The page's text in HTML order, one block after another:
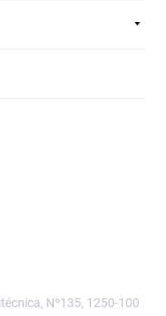
Nº135, 1250-100